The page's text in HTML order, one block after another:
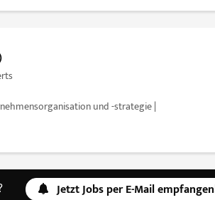
und -strategie |
Jetzt Jobs per E-Mail